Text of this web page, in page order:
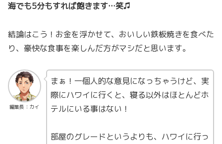
海でも5分もすれば飽きます…笑♫
結論はこう！お金を浮かせて、おいしい鉄板焼きを食べた
り、豪快な食事を楽しんだ方がマシだと思います。
編集長：カイ
まぁ！一個人的な意見になっちゃうけど、実
際にハワイに行くと、寝る以外はほとんどホ
テルにいる事はない！
部屋のグレードというよりも、ハワイに行っ